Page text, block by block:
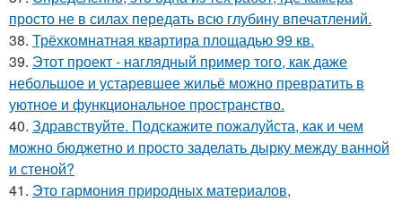
просто не в силах передать всю глубину впечатлений.
38. Трёхкомнатная квартира площадью 99 кв.
39. Этот проект - наглядный пример того, как даже
небольшое и устаревшее жильё можно превратить в
уютное и функциональное пространство.
40. Здравствуйте. Подскажите пожалуйста, как и чем
можно бюджетно и просто заделать дырку между ванной
и стеной?
41. Это гармония природных материалов,